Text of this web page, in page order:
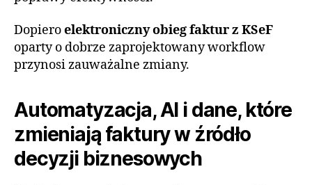
Dopieroelektroniczny obieg faktur z KSeF
oparty o dobrze zaprojektowany workflow
przynosi zauważalne zmiany.
Automatyzacja, AI i dane, które
zmieniają faktury w źródło
decyzji biznesowych